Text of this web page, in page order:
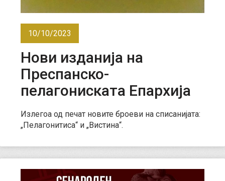
10/10/2023
Нови изданија на
Преспанско-
пелагониската Епархија
Излегоа од печат новите броеви на списанијата:
„Пелагонитиса“ и „Вистина“.